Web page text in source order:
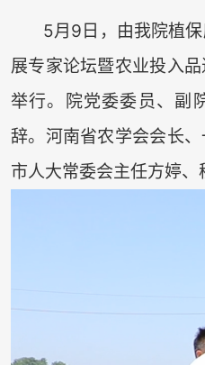
5月9日，由我院植保
展专家论坛暨农业投入
举行。院党委委员、副
辞。河南省农学会会长
市人大常委会主任方婷、